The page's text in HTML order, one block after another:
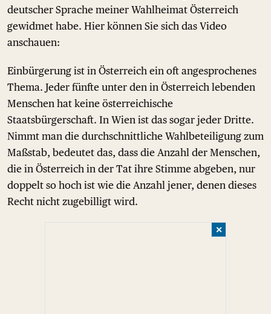
deutscher Sprache meiner Wahlheimat Österreich
gewidmet habe. Hier können Sie sich das Video
anschauen:
Einbürgerung ist in Österreich ein oft angesprochenes
Thema. Jeder fünfte unter den in Österreich lebenden
Menschen hat keine österreichische
Staatsbürgerschaft. In Wien ist das sogar jeder Dritte.
Nimmt man die durchschnittliche Wahlbeteiligung zum
Maßstab, bedeutet das, dass die Anzahl der Menschen,
die in Österreich in der Tat ihre Stimme abgeben, nur
doppelt so hoch ist wie die Anzahl jener, denen dieses
Recht nicht zugebilligt wird.
✕